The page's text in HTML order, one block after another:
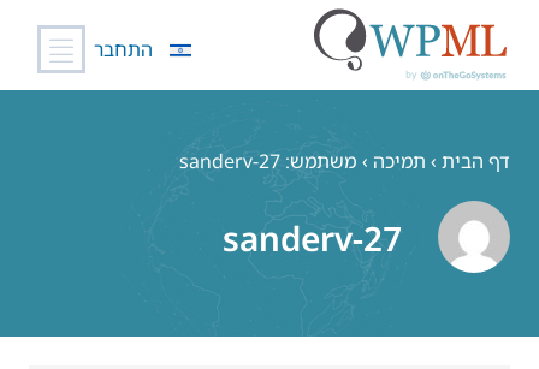
התחבר
דף הבית › תמיכה › משתמש: sanderv-27
sanderv-27